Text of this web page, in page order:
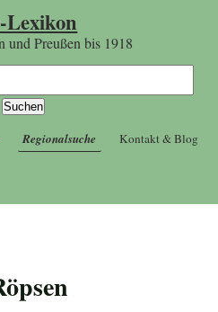
und Preußen bis 1918
Regionalsuche Kontakt & Blog